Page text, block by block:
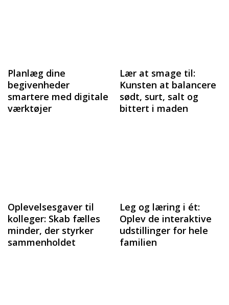
Planlæg dine
begivenheder
smartere med digitale
værktøjer
Lær at smage til:
Kunsten at balancere
sødt, surt, salt og
bittert i maden
Oplevelsesgaver til
kolleger: Skab fælles
minder, der styrker
sammenholdet
Leg og læring i ét:
Oplev de interaktive
udstillinger for hele
familien